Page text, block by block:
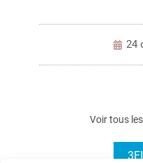
24
Voir tous